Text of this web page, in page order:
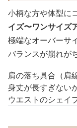
小柄な方や体型に
イズ〜ワンサイズ
極端なオーバーサ
バランスが崩れが
肩の落ち具合（肩
身丈が長すぎない
ウエストのシェイ